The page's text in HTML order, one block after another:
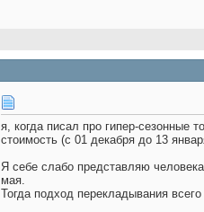
я, когда писал про гипер-сезонные
стоимость (с 01 декабря до 13
Я себе слабо представляю
мая.
Тогда подход перекладывания